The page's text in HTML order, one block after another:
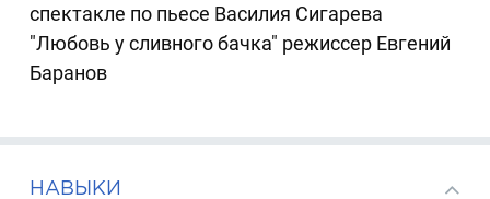
спектакле по пьесе Василия Сигарева
"Любовь у сливного бачка" режиссер Евгений
Баранов
НАВЫКИ